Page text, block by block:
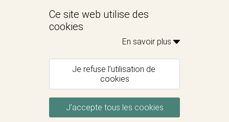
Ce site web utilise des
cookies
En savoir plus
Je refuse l’utilisation de
cookies
J’accepte tous les cookies